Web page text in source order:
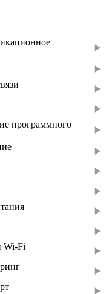
программного
Wi-Fi